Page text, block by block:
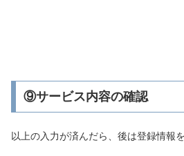
⑨サービス内容の確認
以上の入力が済んだら、後は登録情報